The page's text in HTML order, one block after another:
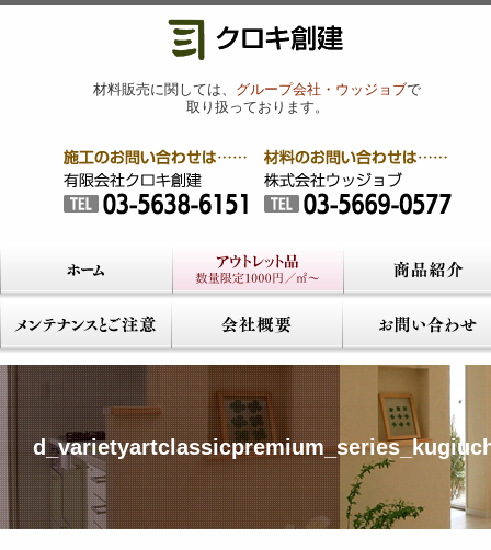
材料販売に関しては、 グループ会社・ウッジョブで
取り扱っております。